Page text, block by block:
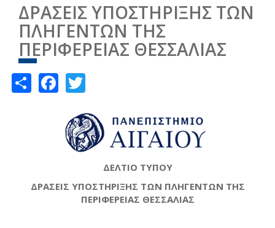
ΔΡΑΣΕΙΣ ΥΠΟΣΤΗΡΙΞΗΣ ΤΩΝ
ΠΛΗΓΕΝΤΩΝ ΤΗΣ
ΠΕΡΙΦΕΡΕΙΑΣ ΘΕΣΣΑΛΙΑΣ
ShareFacebook
ΔΕΛΤΙΟ ΤΥΠΟΥ
ΔΡΑΣΕΙΣ ΥΠΟΣΤΗΡΙΞΗΣ ΤΩΝ ΠΛΗΓΕΝΤΩΝ ΤΗΣ
ΠΕΡΙΦΕΡΕΙΑΣ ΘΕΣΣΑΛΙΑΣ